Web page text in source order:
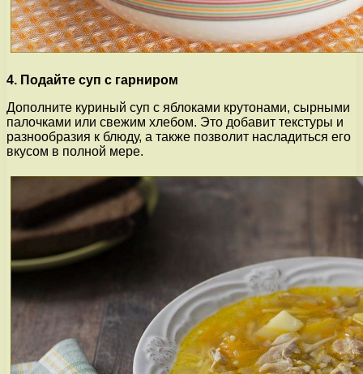
4. Подайте суп с гарниром
Дополните куриный суп с яблоками крутонами, сырными
палочками или свежим хлебом. Это добавит текстуры и
разнообразия к блюду, а также позволит насладиться его
вкусом в полной мере.